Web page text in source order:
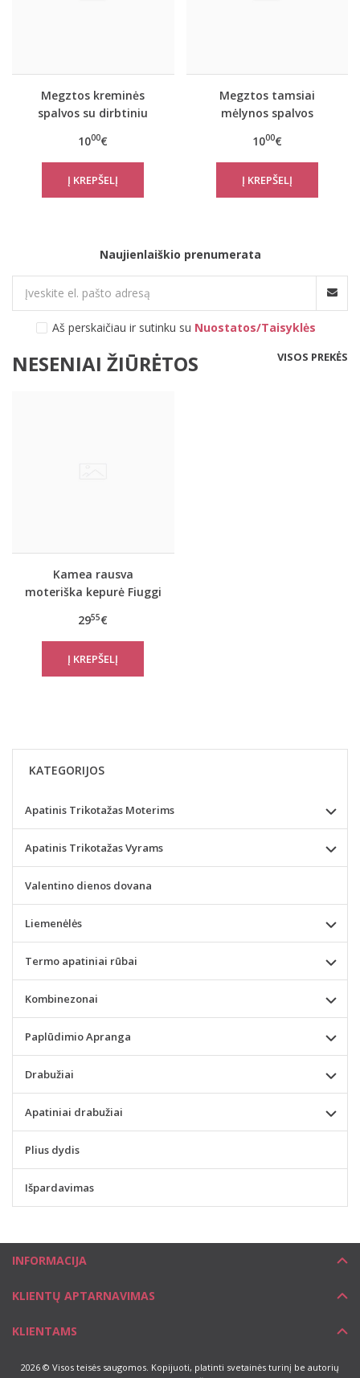
Megztos kreminės
spalvos su dirbtiniu
dvigubos pirštinės
GL004-3 Heart
1000€
Megztos tamsiai
mėlynos spalvos
dekoruotos karoliukais
pirštinės DAZU
1000€
Naujienlaiškio prenumerata
Aš perskaičiau ir sutinku su Nuostatos/Taisyklės
NESENIAI ŽIŪRĖTOS VISOS PREKĖS
Kamea rausva
moteriška kepurė Fiuggi
2955€
KATEGORIJOS
Apatinis Trikotažas Moterims
Apatinis Trikotažas Vyrams
Valentino dienos dovana
Liemenėlės
Termo apatiniai rūbai
Kombinezonai
Paplūdimio Apranga
Drabužiai
Apatiniai drabužiai
Plius dydis
Išpardavimas
INFORMACIJA
KLIENTŲ APTARNAVIMAS
KLIENTAMS
2026 © Visos teisės saugomos. Kopijuoti, platinti svetainės turinį be autorių